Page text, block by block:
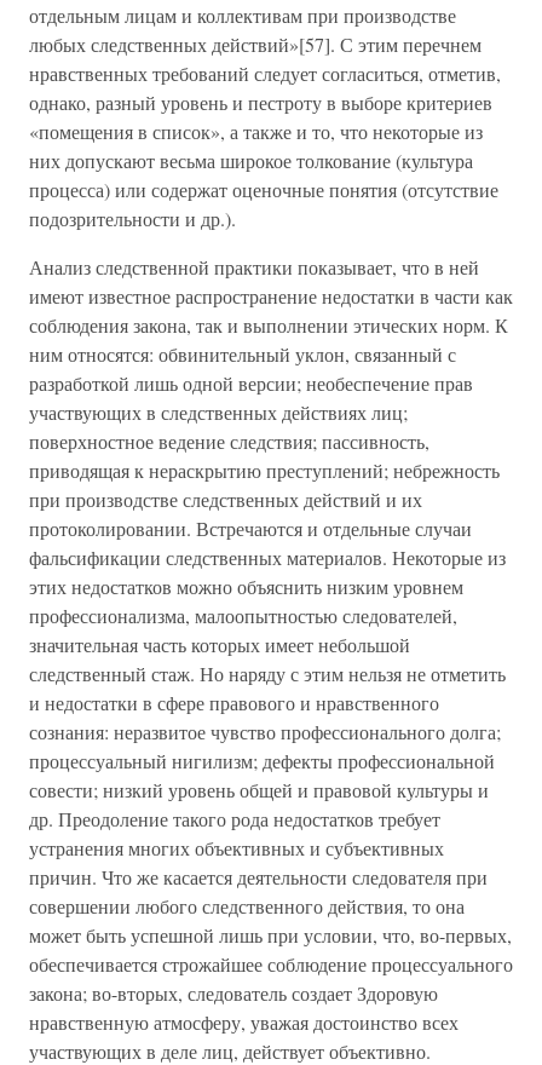
отдельным лицам и коллективам при производстве
любых следственных действий»[57]. С этим перечнем
нравственных требований следует согласиться, отметив,
однако, разный уровень и пестроту в выборе критериев
«помещения в список», а также и то, что некоторые из
них допускают весьма широкое толкование (культура
процесса) или содержат оценочные понятия (отсутствие
подозрительности и др.).
Анализ следственной практики показывает, что в ней
имеют известное распространение недостатки в части как
соблюдения закона, так и выполнении этических норм. К
ним относятся: обвинительный уклон, связанный с
разработкой лишь одной версии; необеспечение прав
участвующих в следственных действиях лиц;
поверхностное ведение следствия; пассивность,
приводящая к нераскрытию преступлений; небрежность
при производстве следственных действий и их
протоколировании. Встречаются и отдельные случаи
фальсификации следственных материалов. Некоторые из
этих недостатков можно объяснить низким уровнем
профессионализма, малоопытностью следователей,
значительная часть которых имеет небольшой
следственный стаж. Но наряду с этим нельзя не отметить
и недостатки в сфере правового и нравственного
сознания: неразвитое чувство профессионального долга;
процессуальный нигилизм; дефекты профессиональной
совести; низкий уровень общей и правовой культуры и
др. Преодоление такого рода недостатков требует
устранения многих объективных и субъективных
причин. Что же касается деятельности следователя при
совершении любого следственного действия, то она
может быть успешной лишь при условии, что, во-первых,
обеспечивается строжайшее соблюдение процессуального
закона; во-вторых, следователь создает Здоровую
нравственную атмосферу, уважая достоинство всех
участвующих в деле лиц, действует объективно.